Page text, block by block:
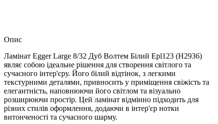
Опис
Ламінат Egger Large 8/32 Дуб Волтем Білий Epl123 (H2936)
являє собою ідеальне рішення для створення світлого та
сучасного інтер'єру. Його білий відтінок, з легкими
текстурними деталями, привносить у приміщення свіжість та
елегантність, наповнюючи його світлом та візуально
розширюючи простір. Цей ламінат відмінно підходить для
різних стилів оформлення, додаючи в інтер'єр нотки
витонченості та сучасного шарму.